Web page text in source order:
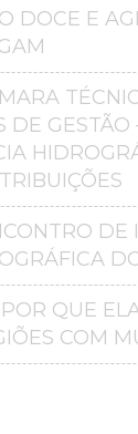
DOCE E
DE GESTÃO
DE
QUE
COM